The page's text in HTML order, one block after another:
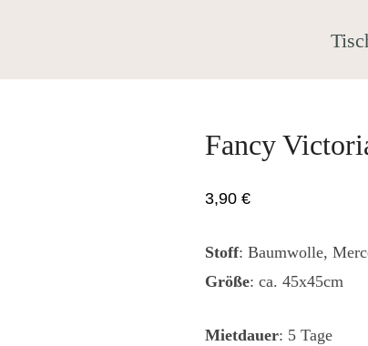
Fancy
3,90 €
Stoff: Baumwolle,
Größe: ca. 45x45cm
Mietdauer: 5 Tage